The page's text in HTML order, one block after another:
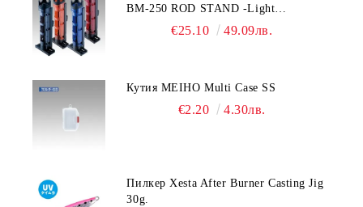
BM-250 ROD STAND -Light
Blue/Black color
€25.10 49.09лв.
Кутия MEIHO Multi Case SS
€2.20 4.30лв.
Пилкер Xesta After Burner Casting Jig
30g.